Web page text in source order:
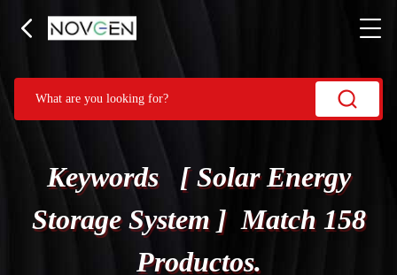
Keywords [ Solar Energy
Storage System ] Match 158
Productos.